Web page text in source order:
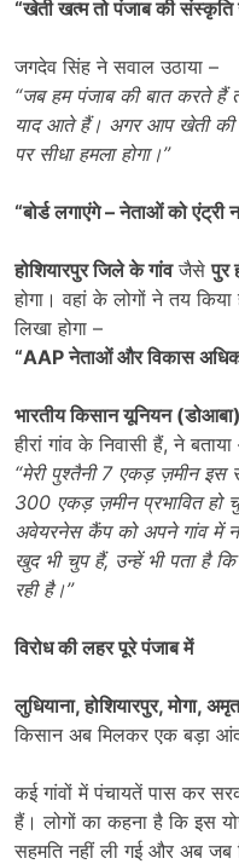
“खेती खत्म तो पंजाब की संस्कृति
जगदेव सिंह ने सवाल उठाया –
“जब हम पंजाब की बात करते हैं
याद आते हैं। अगर आप खेती की
पर सीधा हमला होगा।”
“बोर्ड लगाएंगे – नेताओं को एंट्री
होशियारपुर जिले के गांवजैसेपुर
होगा। वहां के लोगों ने तय
लिखा होगा –
“AAPनेताओं और विकास
भारतीय किसान यूनियन (डोआबा)
हीरां गांव के निवासी हैं, ने बताया
“मेरी पुश्तैनी 7 एकड़ ज़मीन इस
300 एकड़ ज़मीन प्रभावित
अवेयरनेस कैंप को अपने गांव में
खुद भी चुप हैं, उन्हें भी पता है
रही है।”
विरोध की लहर पूरे पंजाब में
लुधियाना,होशियारपुर,मोगा,
किसान अब मिलकर एक बड़ा
कई गांवों में पंचायतें पास कर
हैं। लोगों का कहना है कि इस
सहमति नहीं ली गई और अब जब